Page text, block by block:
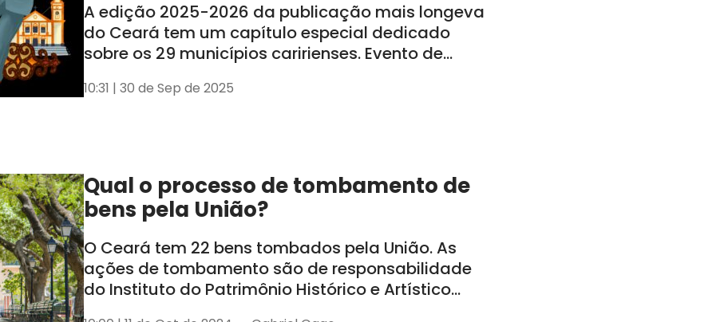
A edição 2025-2026 da publicação mais longeva
do Ceará tem um capítulo especial dedicado
sobre os 29 municípios caririenses. Evento de
em Juazeiro do Norte
10:31 | 30 de Sep de 2025
Qual o processo de tombamento de
bens pela União?
O Ceará tem 22 bens tombados pela União. As
ações de tombamento são de responsabilidade
do Instituto do Patrimônio Histórico e Artístico